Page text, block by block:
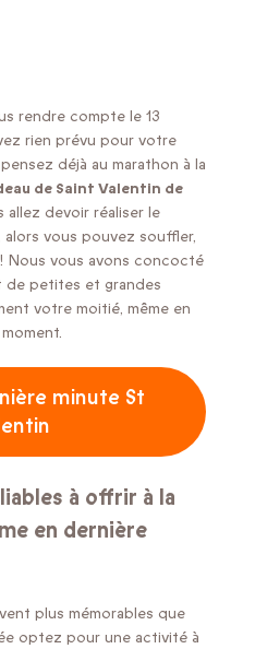
rendre compte le 13
rien prévu pour votre
déjà au marathon à la
de Saint Valentin de
allez devoir réaliser le
vous pouvez souffler,
Nous vous avons concocté
de petites et grandes
votre moitié, même en
minute St
à offrir à la
en dernière
plus mémorables que
optez pour une activité à